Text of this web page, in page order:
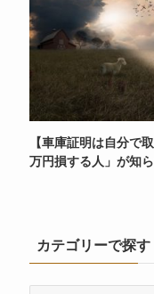
【車庫証明は自分で
万円損する人」が知
カテゴリーで探す